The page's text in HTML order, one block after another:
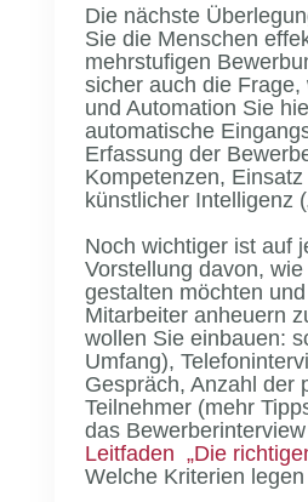
Die nächste
Sie die Menschen
mehrstufigen
sicher auch die
und Automation Sie
automatische
Erfassung der
Kompetenzen,
künstlicher Intelligenz
Noch wichtiger ist auf
Vorstellung davon,
gestalten möchten
Mitarbeiter anheuern
wollen Sie einbauen:
Umfang),
Gespräch, Anzahl der
Teilnehmer (mehr
das
Leitfaden „Die
Welche Kriterien